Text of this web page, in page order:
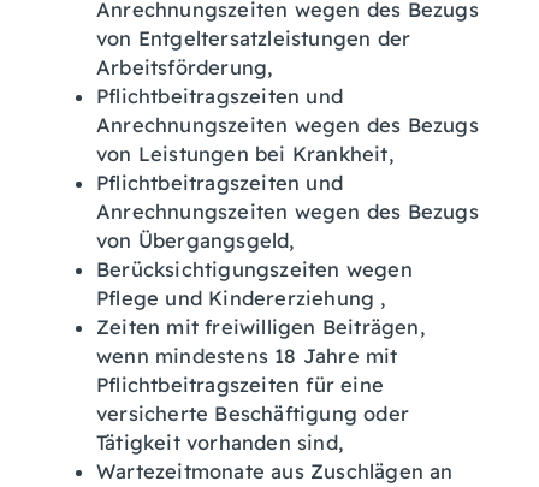
Anrechnungszeiten wegen des Bezugs
von Entgeltersatzleistungen der
Arbeitsförderung,
Pflichtbeitragszeiten und
Anrechnungszeiten wegen des Bezugs
von Leistungen bei Krankheit,
Pflichtbeitragszeiten und
Anrechnungszeiten wegen des Bezugs
von Übergangsgeld,
Berücksichtigungszeiten wegen
Pflege und Kindererziehung ,
Zeiten mit freiwilligen Beiträgen,
wenn mindestens 18 Jahre mit
Pflichtbeitragszeiten für eine
versicherte Beschäftigung oder
Tätigkeit vorhanden sind,
Wartezeitmonate aus Zuschlägen an